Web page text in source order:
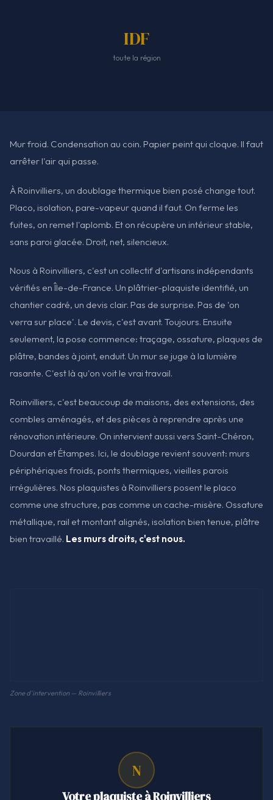
IDF
toute la région
Mur froid. Condensation au coin. Papier peint qui cloque. Il faut
arrêter l'air qui passe.
À Roinvilliers, un doublage thermique bien posé change tout.
Placo, isolation, pare-vapeur quand il faut. On ferme les
fuites, on remet l'aplomb. Et on récupère un intérieur stable,
sans paroi glacée. Droit, net, silencieux.
Nous à Roinvilliers, c'est un collectif d'artisans indépendants
vérifiés en Île-de-France. Un plâtrier-plaquiste identifié, un
chantier cadré, un devis clair. Pas de surprise. Pas de 'on
verra sur place'. Le devis, c'est avant. Toujours. Ensuite
seulement, la pose commence: traçage, ossature, plaques de
plâtre, bandes à joint, enduit. Un mur se juge à la lumière
rasante. C'est là qu'on voit le vrai travail.
Roinvilliers, c'est beaucoup de maisons, des extensions, des
combles aménagés, et des pièces à reprendre après une
rénovation intérieure. On intervient aussi vers Saint-Chéron,
Dourdan et Étampes. Ici, le doublage revient souvent: murs
périphériques froids, ponts thermiques, vieilles parois
irrégulières. Nos plaquistes à Roinvilliers posent le placo
comme une structure, pas comme un cache-misère. Ossature
métallique, rail et montant alignés, isolation bien tenue, plâtre
bien travaillé. Les murs droits, c'est nous.
Zone d'intervention — Roinvilliers
N
Votre plaquiste à Roinvilliers